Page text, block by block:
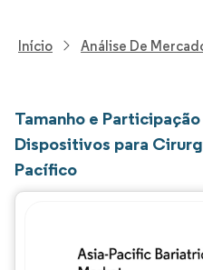
Início Análise De
Tamanho e
Dispositivos para
Pacífico